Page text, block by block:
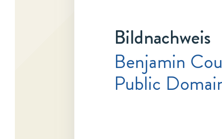
Bildnachweis
Benjamin
Public